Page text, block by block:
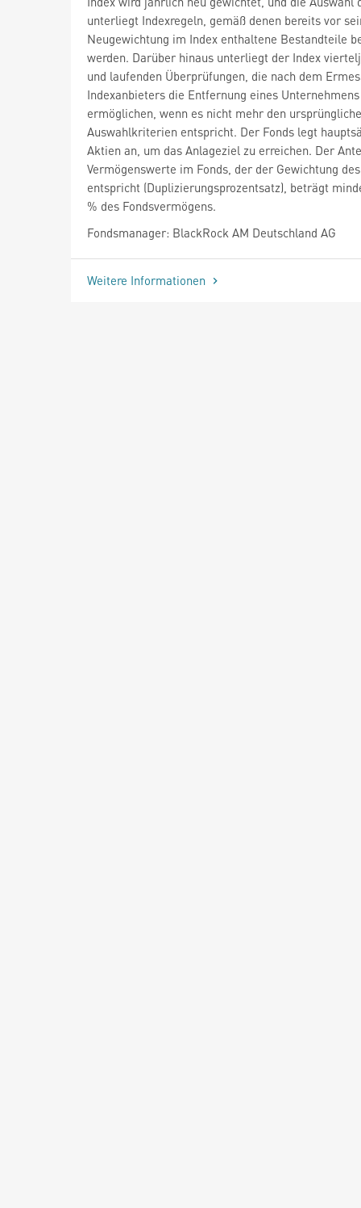
unterliegt Indexregeln, gemäß denen bereits vor
Neugewichtung im Index enthaltene Bestandteile
werden. Darüber hinaus unterliegt der Index
und laufenden Überprüfungen, die nach dem
Indexanbieters die Entfernung eines Unternehmens
ermöglichen, wenn es nicht mehr den
Auswahlkriterien entspricht. Der Fonds legt
Aktien an, um das Anlageziel zu erreichen. Der
Vermögenswerte im Fonds, der der Gewichtung
entspricht (Duplizierungsprozentsatz), beträgt
% des Fondsvermögens.
Fondsmanager: BlackRock AM Deutschland AG
Weitere Informationen